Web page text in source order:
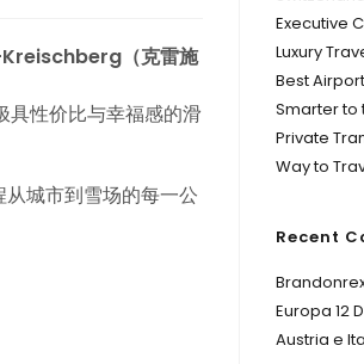
（克雷施
具性价比与幸福感的滑
城市到雪场的每一公
Executive
Luxury
Best
Smarter to
Private
Way to
Recent
Europa 12
Austria e